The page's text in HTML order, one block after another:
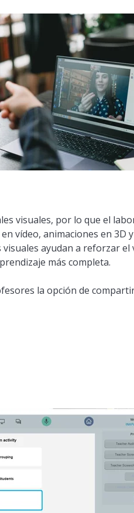
visuales, por lo que el
vídeo, animaciones en
ayudan a reforzar
más completa.
la opción de